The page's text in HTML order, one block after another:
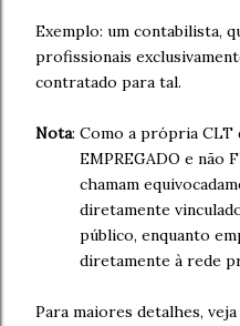
Exemplo: um contabilista,
profissionais
contratado para tal.
Nota: Como a própria CLT
EMPREGADO e não
chamam
diretamente
público, enquanto
diretamente à rede
Para maiores detalhes,